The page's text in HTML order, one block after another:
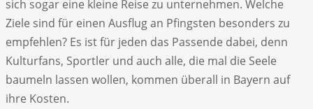
sich sogar eine kleine Reise zu unternehmen. Welche
Ziele sind für einen Ausflug an Pfingsten besonders zu
empfehlen? Es ist für jeden das Passende dabei, denn
Kulturfans, Sportler und auch alle, die mal die Seele
baumeln lassen wollen, kommen überall in Bayern auf
ihre Kosten.